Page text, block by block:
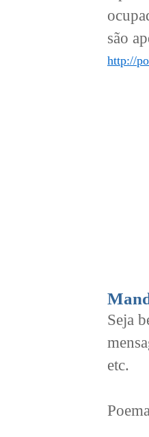
são
http://
Seja
etc.